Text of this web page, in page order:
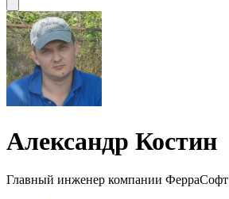
Александр Костин
Главный инженер компании ФерраСофт